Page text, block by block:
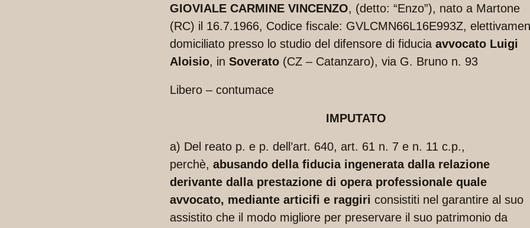
GIOVIALE CARMINE VINCENZO, (detto: “Enzo”), nato a Martone
(RC) il 16.7.1966, Codice fiscale: GVLCMN66L16E993Z,
domiciliato presso lo studio del difensore di fiducia avvocato Luigi
Aloisio, in Soverato (CZ – Catanzaro), via G. Bruno n. 93
Libero – contumace
IMPUTATO
a) Del reato p. e p. dell’art. 640, art. 61 n. 7 e n. 11 c.p.,
perchè, abusando della fiducia ingenerata dalla relazione
derivante dalla prestazione di opera professionale quale
avvocato, mediante articifi e raggiri consistiti nel garantire al suo
assistito che il modo migliore per preservare il suo patrimonio da